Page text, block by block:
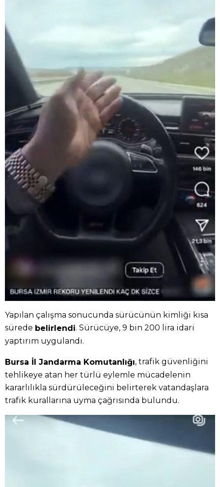
Yapılan çalışma sonucunda sürücünün kimliği kısa
sürede belirlendi. Sürücüye, 9 bin 200 lira idari
yaptırım uygulandı.
Bursa İl Jandarma Komutanlığı, trafik güvenliğini
tehlikeye atan her türlü eylemle mücadelenin
kararlılıkla sürdürüleceğini belirterek vatandaşlara
trafik kurallarına uyma çağrısında bulundu.